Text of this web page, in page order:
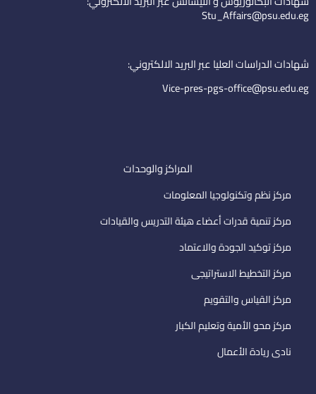
e
i
l
b
d Stu_Affairs@psu.edu.eg
شهادات الدراسات العليا عبر البريد الالكتروني:
Vice-pres-pgs-office@psu.edu.eg
المراكز والوحدات
مركز نظم وتكنولوجيا المعلومات
مركز تنمية قدرات أعضاء هيئة التدريس والقيادات
مركز توكيد الجودة والاعتماد
مركز التخطيط الاستراتيجى
مركز القياس والتقويم
مركز محو الأمية وتعليم الكبار
نادى ريادة الأعمال